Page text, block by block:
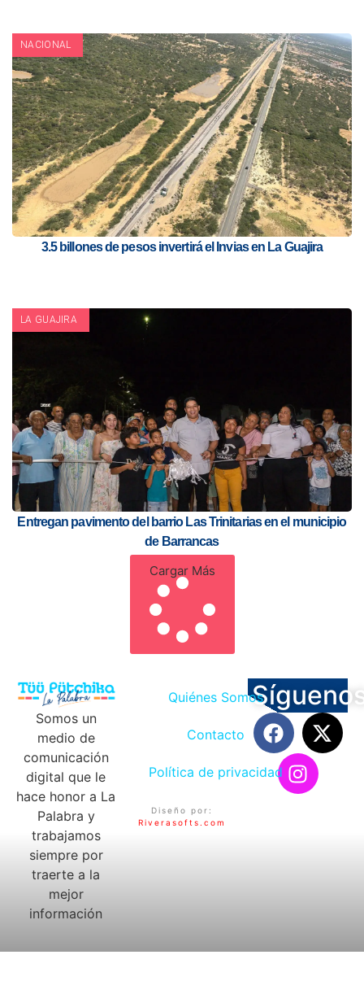
NACIONAL
3.5 billones de pesos invertirá el Invias en La Guajira
LA GUAJIRA
Entregan pavimento del barrio Las Trinitarias en el municipio
de Barrancas
Cargar Más
Somos un
medio de
comunicación
digital que le
hace honor a La
Palabra y
trabajamos
siempre por
traerte a la
mejor
información
Quiénes Somos
Contacto
Política de privacidad
Diseño por:
Riverasofts.com